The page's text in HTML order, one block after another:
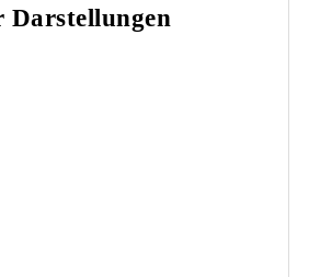
Darstellungen